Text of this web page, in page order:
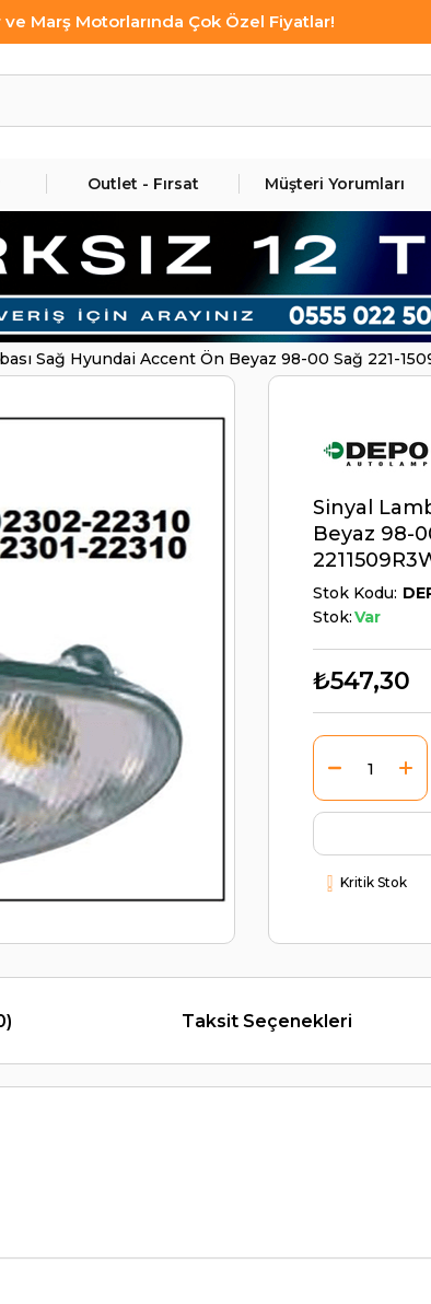
Marş Motorlarında Çok Özel Fiyatlar!
Outlet - Fırsat Müşteri Yorumları
Sağ Hyundai Accent Ön Beyaz 98-00 Sağ 221-
Sinyal
Beyaz 98-
Stok Kodu
Stok:Var
₺547,30
Kritik Stok
Taksit Seçenekleri